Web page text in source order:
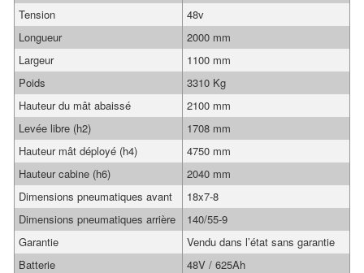
Tension
48v
Longueur
2000 mm
Largeur
1100 mm
Poids
3310 Kg
Hauteur du mât abaissé
2100 mm
Levée libre (h2)
1708 mm
Hauteur mât déployé (h4)
4750 mm
Hauteur cabine (h6)
2040 mm
Dimensions pneumatiques avant
18x7-8
Dimensions pneumatiques arrière
140/55-9
Garantie
Vendu dans l’état sans garantie
Batterie
48V / 625Ah